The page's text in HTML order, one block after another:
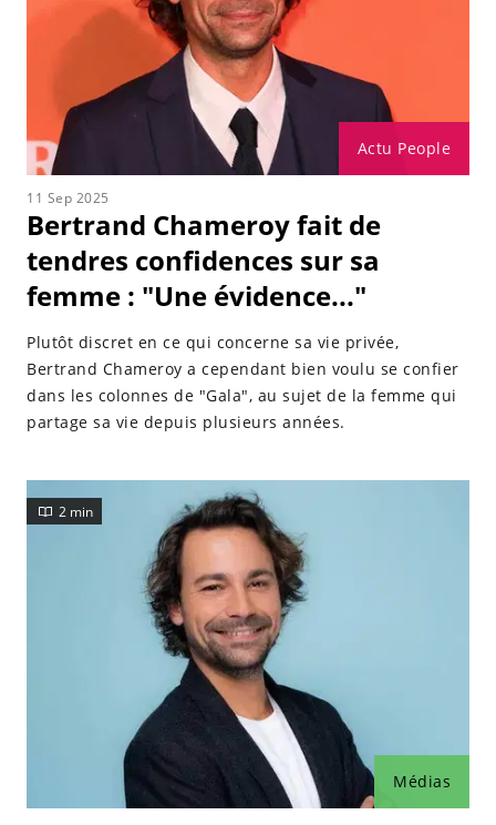
Actu People
11 Sep 2025
Bertrand Chameroy fait de
tendres confidences sur sa
femme : "Une évidence..."
Plutôt discret en ce qui concerne sa vie privée,
Bertrand Chameroy a cependant bien voulu se confier
dans les colonnes de "Gala", au sujet de la femme qui
partage sa vie depuis plusieurs années.
Médias
2 min